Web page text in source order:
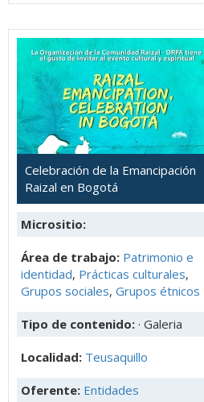
Celebración de la Emancipación
Raizal en Bogotá
Micrositio:
Área de trabajo: Patrimonio e
identidad, Prácticas culturales,
Grupos sociales, Grupos étnicos
Tipo de contenido: · Galeria
Localidad: Teusaquillo
Oferente: Entidades